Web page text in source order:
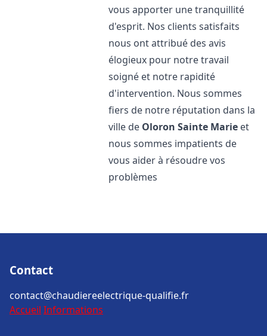
vous apporter une tranquillité
d'esprit. Nos clients satisfaits
nous ont attribué des avis
élogieux pour notre travail
soigné et notre rapidité
d'intervention. Nous sommes
fiers de notre réputation dans la
ville de Oloron Sainte Marie et
nous sommes impatients de
vous aider à résoudre vos
problèmes
Contact
contact@chaudiereelectrique-qualifie.fr
Accueil Informations